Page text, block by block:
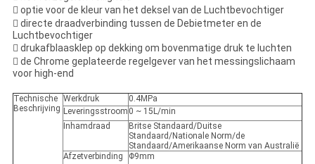
 optie voor de kleur van het deksel van de Luchtbevochtiger
 directe draadverbinding tussen de Debietmeter en de
Luchtbevochtiger
 drukafblaasklep op dekking om bovenmatige druk te luchten
 de Chrome geplateerde regelgever van het messingslichaam
voor high-end
Technische
Beschrijving
Werkdruk
0.4MPa
Leveringsstroom 0 ~ 15L/min
Inhamdraad
Britse Standaard/Duitse
Standaard/Nationale Norm/de
Standaard/Amerikaanse Norm van Australië
Afzetverbinding
Φ9mm